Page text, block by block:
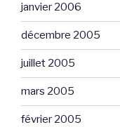
janvier 2006
décembre 2005
juillet 2005
mars 2005
février 2005